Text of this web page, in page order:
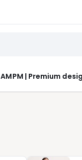
AMPM | Premium